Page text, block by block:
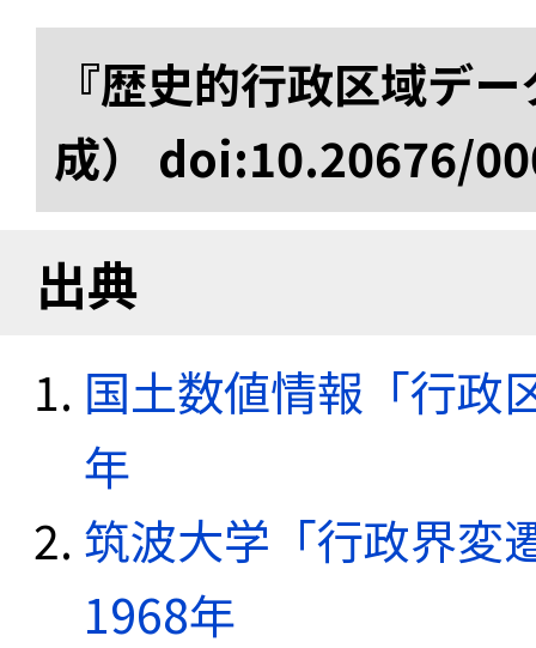
『歴史的行政区域デ
成） doi:10.20676/
出典
国土数値情報「行政
年
筑波大学「行政界変
1968年